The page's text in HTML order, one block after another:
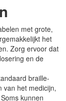
met grote,
het
Zorg ervoor dat
en de
braille-
van het medicijn,
kunnen